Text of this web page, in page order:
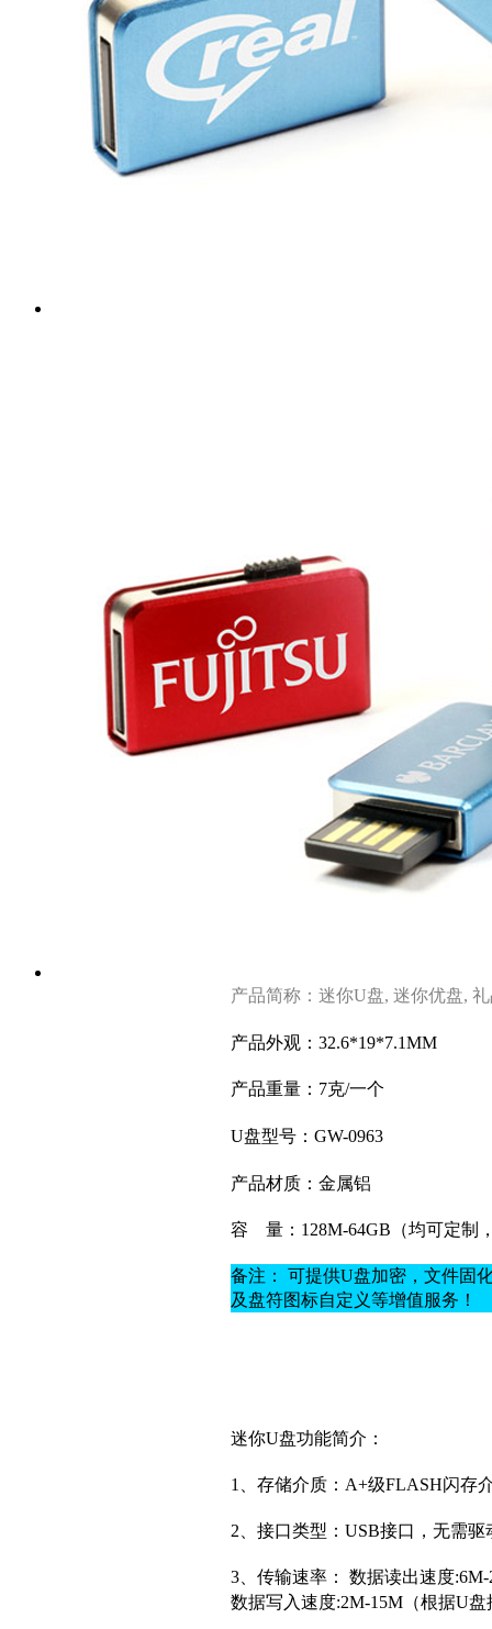
产品简称：迷你U盘, 迷你优盘,
产品外观：32.6*19*7.1MM
产品重量：7克/一个
U盘型号：GW-0963
产品材质： 金属铝
容 量：128M-64GB（均可定制
备注： 可提供U盘加密，文件固
及盘符图标自定义等增值服务！
迷你U盘功能简介：
1、存储介质：A+级FLASH闪存
2、接口类型：USB接口，无需
3、传输速率： 数据读出速度
数据写入速度:2M-15M（根据U